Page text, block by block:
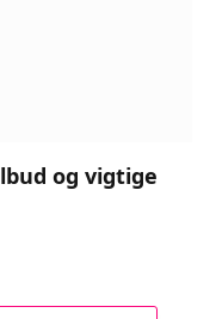
og vigtige